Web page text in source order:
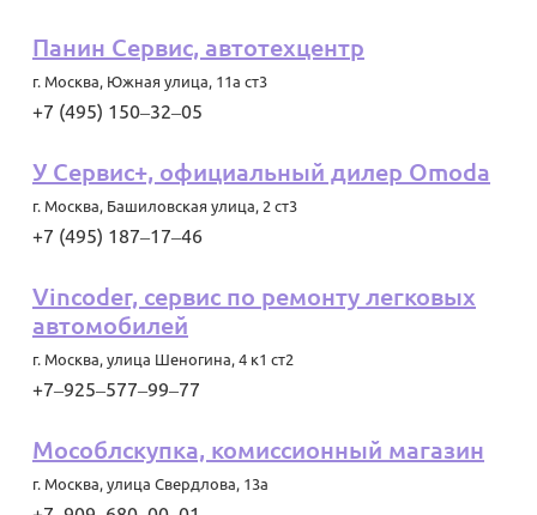
Панин Сервис, автотехцентр
г. Москва, Южная улица, 11а ст3
+7 (495) 150‒32‒05
У Сервис+, официальный дилер Omoda
г. Москва, Башиловская улица, 2 ст3
+7 (495) 187‒17‒46
Vincoder, сервис по ремонту легковых
автомобилей
г. Москва, улица Шеногина, 4 к1 ст2
+7‒925‒577‒99‒77
Мособлскупка, комиссионный магазин
г. Москва, улица Свердлова, 13а